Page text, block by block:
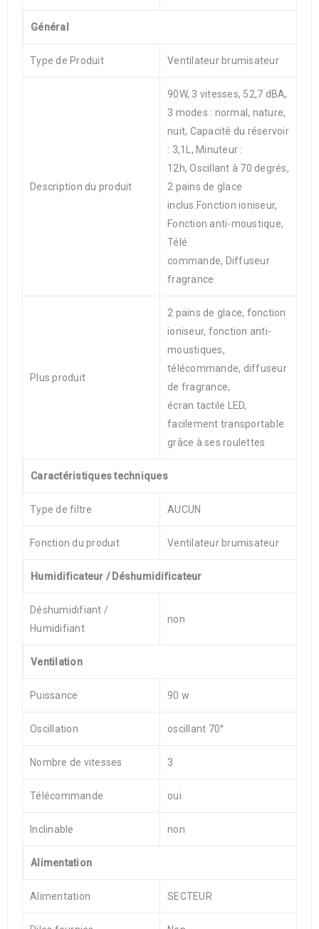
Général
Type de Produit Ventilateur brumisateur
Description du produit
90W, 3 vitesses, 52,7 dBA,
3 modes : normal, nature,
nuit, Capacité du réservoir
: 3,1L, Minuteur :
12h, Oscillant à 70 degrés,
2 pains de glace
inclus.Fonction ioniseur,
Fonction anti-moustique,
Télé
commande, Diffuseur
fragrance
Plus produit
2 pains de glace, fonction
ioniseur, fonction anti-
moustiques,
télécommande, diffuseur
de fragrance,
écran tactile LED,
facilement transportable
grâce à ses roulettes
Caractéristiques techniques
Type de filtre AUCUN
Fonction du produit Ventilateur brumisateur
Humidificateur / Déshumidificateur
Déshumidifiant /
Humidifiant
non
Ventilation
Puissance 90 w
Oscillation oscillant 70°
Nombre de vitesses 3
Télécommande oui
Inclinable non
Alimentation
Alimentation SECTEUR